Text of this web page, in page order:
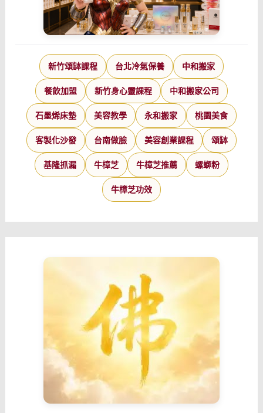
新竹頌缽課程 台北冷氣保養 中和搬家
餐飲加盟 新竹身心靈課程 中和搬家公司
石墨烯床墊 美容教學 永和搬家 桃園美食
客製化沙發 台南做臉 美容創業課程 頌缽
基隆抓漏 牛樟芝 牛樟芝推薦 螺螄粉
牛樟芝功效